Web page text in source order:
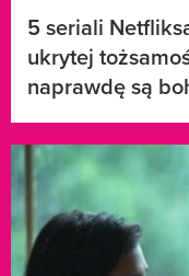
5 seriali
ukrytej
naprawdę są